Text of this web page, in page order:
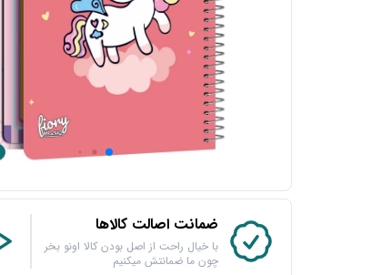
ضمانت اصالت کالاها
با خیال راحت از اصل بودن کالا اونو بخر
چون ما ضمانتش میکنیم